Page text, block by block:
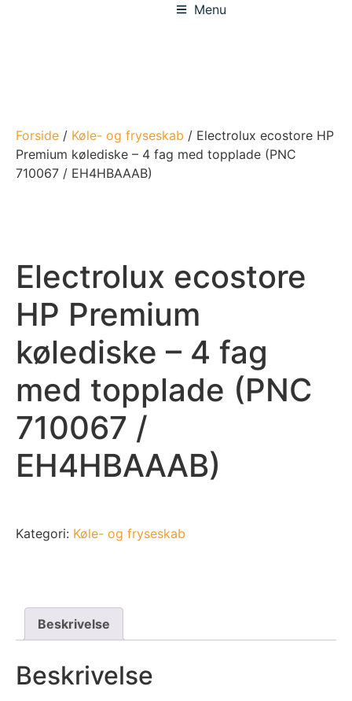
Menu
Forside / Køle- og fryseskab / Electrolux ecostore HP
Premium kølediske – 4 fag med topplade (PNC
710067 / EH4HBAAAB)
Electrolux ecostore
HP Premium
kølediske – 4 fag
med topplade (PNC
710067 /
EH4HBAAAB)
Kategori: Køle- og fryseskab
Beskrivelse
Beskrivelse